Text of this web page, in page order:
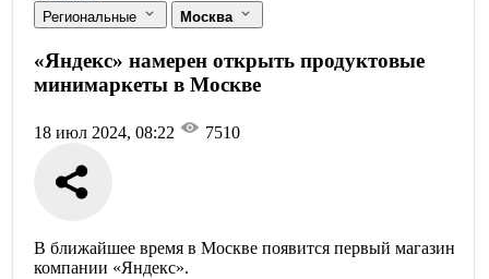
Региональные Москва
«Яндекс» намерен открыть продуктовые
минимаркеты в Москве
18 июл 2024, 08:22 7510
В ближайшее время в Москве появится первый магазин
компании «Яндекс».